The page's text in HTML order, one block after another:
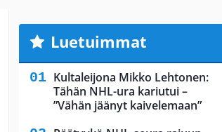
Luetuimmat
Kultaleijona Mikko Lehtonen:
Tähän NHL-ura kariutui –
”Vähän jäänyt kaivelemaan”